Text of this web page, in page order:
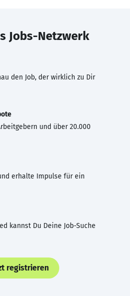
Jobs-Netzwerk
den Job, der wirklich zu Dir
und über 20.000
erhalte Impulse für ein
kannst Du Deine Job-Suche
registrieren